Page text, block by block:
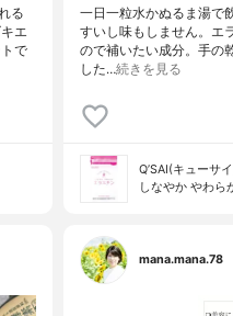
る
エ
で
一日一粒水かぬるま湯で
すいし味もしません。エ
ので補いたい成分。手の
した…続きを見る
Q’SAI(キューサ
しなやか やわら
mana.mana.78